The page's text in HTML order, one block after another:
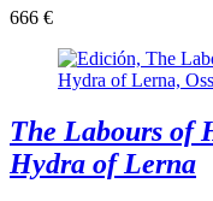
666 €
The Labours of
Hydra of Lerna